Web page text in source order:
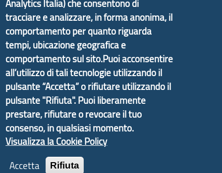
di Genova Città Metropolitana si è sviluppato a
partire dal progetto nazionale Aree Interne
promosso dal Dipartimento per lo Sviluppo
Economico e finalizzato al rilancio socio-economico
delle valli dell’entroterra. In particolare fornisce
informazioni ed aggiornamenti sullaStrategia
d'Area Antola-Tigullio, in collaborazione con Regione
Liguria ed ANCI Liguria.
Copyright © 2017 Città metropolitana di Genova |
CF: 80007350103
Analytics Italia) che consentono di
tracciare e analizzare, in forma anonima, il
comportamento per quanto riguarda
tempi, ubicazione geografica e
comportamento sul sito.Puoi acconsentire
all’utilizzo di tali tecnologie utilizzando il
pulsante “Accetta” o rifiutare utilizzando il
pulsante "Rifiuta". Puoi liberamente
prestare, rifiutare o revocare il tuo
consenso, in qualsiasi momento.
Visualizza la Cookie Policy
Accetta
Rifiuta